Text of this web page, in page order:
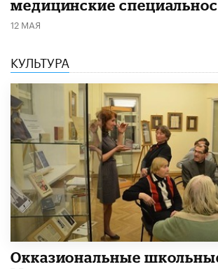
медицинские
12 МАЯ
КУЛЬТУРА
​Окказиональные